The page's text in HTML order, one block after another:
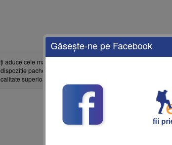
aduce cele mai bune oferte de vacanță, adaptate nevoilor
pachete personalizate, cu opțiuni de transport,
superioară, toate planificate cu grijă de echipa noastră
Găseşte-ne pe Facebook
fii